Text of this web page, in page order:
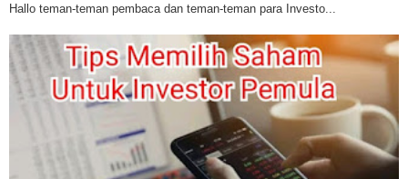
Hallo teman-teman pembaca dan teman-teman para Investo...